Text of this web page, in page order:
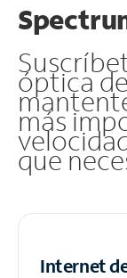
óptica
más
que
Internet